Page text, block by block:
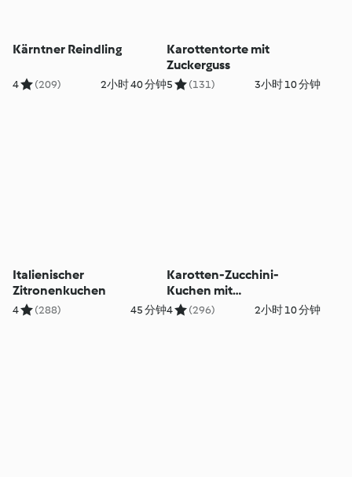
Kärntner Reindling
4 (209) 2小时 40 分钟
Karottentorte mit
Zuckerguss
5 (131) 3小时 10 分钟
Italienischer
Zitronenkuchen
4 (288) 45 分钟
Karotten-Zucchini-
Kuchen mit
Frischkäsetopping
4 (296) 2小时 10 分钟